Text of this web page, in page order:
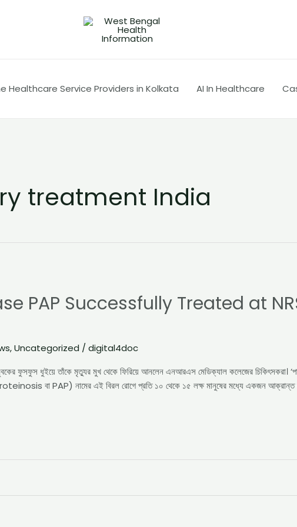
Healthcare Service Providers in Kolkata AI In Healthcare
treatment India
PAP Successfully Treated at
,Uncategorized / digital4doc
ফুসফুস ধুইয়ে তাঁকে মৃত্যুর মুখ থেকে ফিরিয়ে আনলেন এনআরএস মেডিক্যাল কলেজের চিকিৎসকরা।
বা PAP) নামের এই বিরল রোগে প্রতি ১০ থেকে ১৫ লক্ষ মানুষের মধ্যে একজন আক্রান্ত